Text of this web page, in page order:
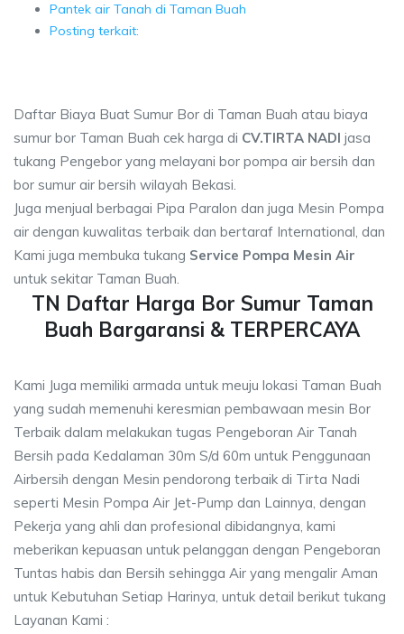
Pantek air Tanah di Taman Buah
Posting terkait:
Daftar Biaya Buat Sumur Bor di Taman Buah atau biaya
sumur bor Taman Buah cek harga di CV.TIRTA NADI jasa
tukang Pengebor yang melayani bor pompa air bersih dan
bor sumur air bersih wilayah Bekasi.
Juga menjual berbagai Pipa Paralon dan juga Mesin Pompa
air dengan kuwalitas terbaik dan bertaraf International, dan
Kami juga membuka tukang Service Pompa Mesin Air
untuk sekitar Taman Buah.
TN Daftar Harga Bor Sumur Taman
Buah Bargaransi & TERPERCAYA
Kami Juga memiliki armada untuk meuju lokasi Taman Buah
yang sudah memenuhi keresmian pembawaan mesin Bor
Terbaik dalam melakukan tugas Pengeboran Air Tanah
Bersih pada Kedalaman 30m S/d 60m untuk Penggunaan
Airbersih dengan Mesin pendorong terbaik di Tirta Nadi
seperti Mesin Pompa Air Jet-Pump dan Lainnya, dengan
Pekerja yang ahli dan profesional dibidangnya, kami
meberikan kepuasan untuk pelanggan dengan Pengeboran
Tuntas habis dan Bersih sehingga Air yang mengalir Aman
untuk Kebutuhan Setiap Harinya, untuk detail berikut tukang
Layanan Kami :